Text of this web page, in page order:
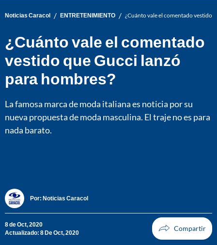
Noticias Caracol / ENTRETENIMIENTO / ¿Cuánto vale el comentado vestido
¿Cuánto vale el comentado
vestido que Gucci lanzó
para hombres?
La famosa marca de moda italiana es noticia por su
nueva propuesta de moda masculina. El traje no es para
nada barato.
Por: Noticias Caracol
8 de Oct, 2020
Actualizado: 8 De Oct, 2020